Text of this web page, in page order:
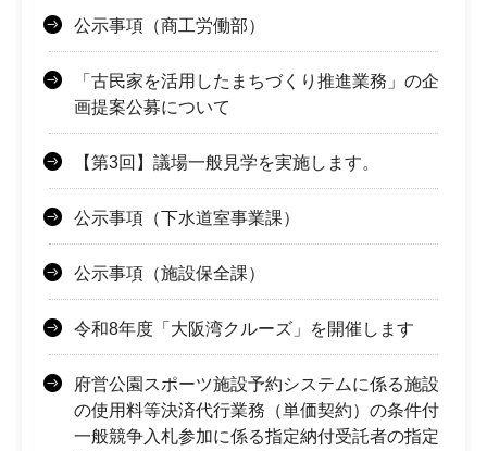
公示事項（商工労働部）
「古民家を活用したまちづくり推進業務」の企
画提案公募について
【第3回】議場一般見学を実施します。
公示事項（下水道室事業課）
公示事項（施設保全課）
令和8年度「大阪湾クルーズ」を開催します
府営公園スポーツ施設予約システムに係る施設
の使用料等決済代行業務（単価契約）の条件付
一般競争入札参加に係る指定納付受託者の指定